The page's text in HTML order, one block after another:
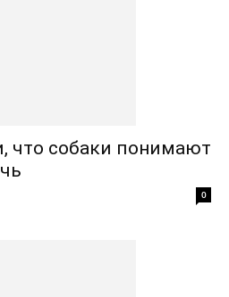
что собаки понимают
0